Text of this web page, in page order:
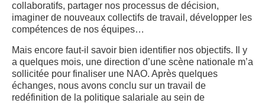
collaboratifs, partager nos processus de décision,
imaginer de nouveaux collectifs de travail, développer les
compétences de nos équipes…
Mais encore faut-il savoir bien identifier nos objectifs. Il y
a quelques mois, une direction d’une scène nationale m’a
sollicitée pour finaliser une NAO. Après quelques
échanges, nous avons conclu sur un travail de
redéfinition de la politique salariale au sein de